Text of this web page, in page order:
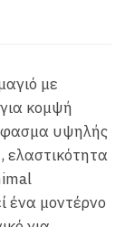
με
κομψή
υψηλής
ελαστικότητα
ένα μοντέρνο